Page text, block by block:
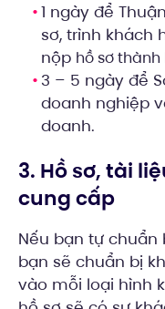
1 ngày để
sơ, trình khách
nộp hồ sơ
3 – 5 ngày để
doanh nghiệp
doanh.
3. Hồ sơ, tài
cung cấp
Nếu bạn tự
bạn sẽ chuẩn bị
vào mỗi loại hình